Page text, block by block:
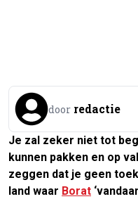
door redactie
Je zal zeker niet tot
kunnen pakken en op
zeggen dat je geen
land waar Borat